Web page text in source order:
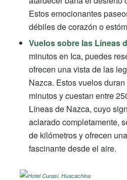
Estos emocionantes
débiles de corazón o
Vuelos sobre las Líneas
minutos en Ica, puedes
ofrecen una vista de las
Nazca. Estos vuelos
minutos y cuestan entre
Líneas de Nazca, cuyo
aclarado completamente,
de kilómetros y ofrecen
fascinante desde el aire.